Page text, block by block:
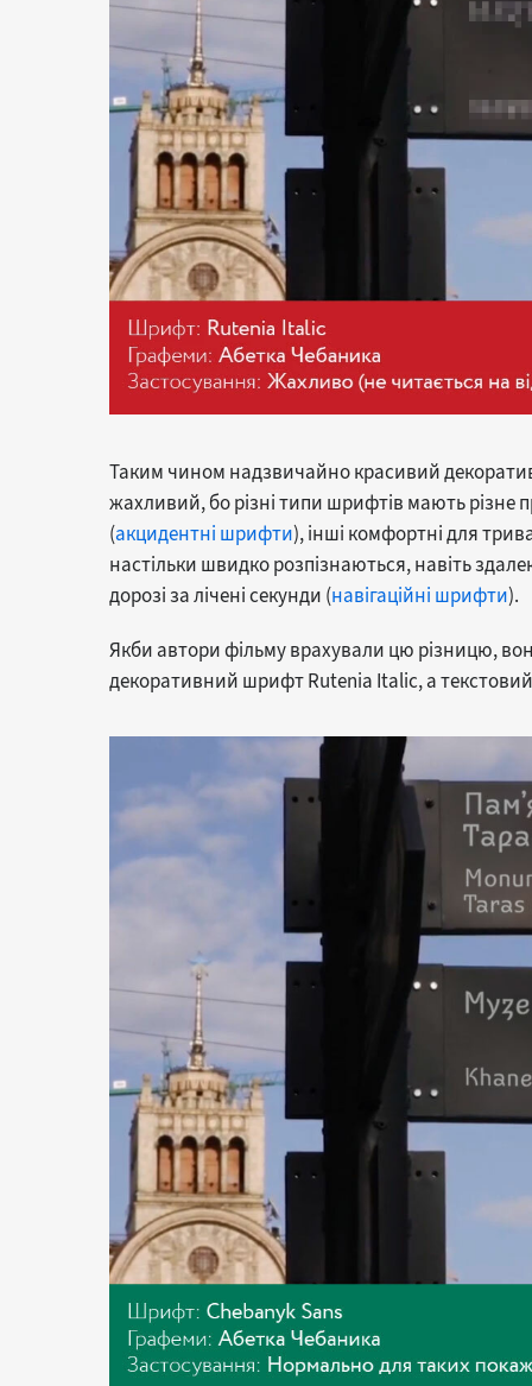
Таким чином надзвичайно красивий
жахливий, бо різні типи шрифтів мають різне
(акцидентні шрифти), інші комфортні для
настільки швидко розпізнаються, навіть
дорозі за лічені секунди (навігаційні шрифти).
Якби автори фільму врахували цю різницю,
декоративний шрифт Rutenia Italic, а